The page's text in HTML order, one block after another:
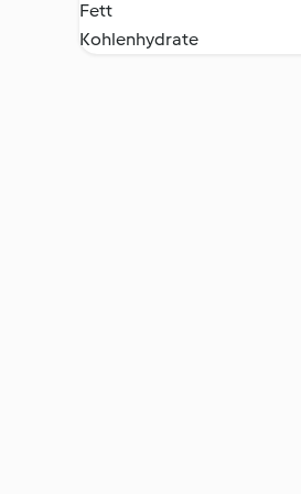
Fett
Kohlenhydrate